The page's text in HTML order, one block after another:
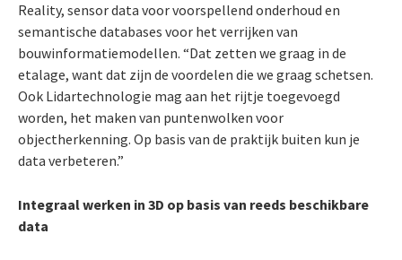
Reality, sensor data voor voorspellend onderhoud en
semantische databases voor het verrijken van
bouwinformatiemodellen. “Dat zetten we graag in de
etalage, want dat zijn de voordelen die we graag schetsen.
Ook Lidartechnologie mag aan het rijtje toegevoegd
worden, het maken van puntenwolken voor
objectherkenning. Op basis van de praktijk buiten kun je
data verbeteren.”
Integraal werken in 3D op basis van reeds beschikbare
data